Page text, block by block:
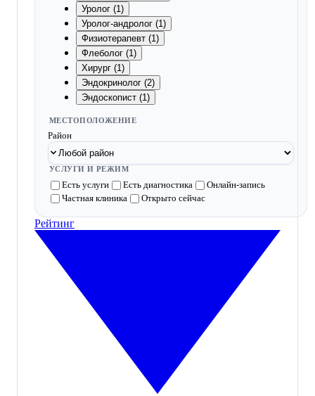
Уролог (1)
Уролог-андролог (1)
Физиотерапевт (1)
Флеболог (1)
Хирург (1)
Эндокринолог (2)
Эндоскопист (1)
МЕСТОПОЛОЖЕНИЕ
Район
УСЛУГИ И РЕЖИМ
Есть услуги Есть диагностика
Онлайн-запись
Частная клиника
Открыто сейчас
Рейтинг